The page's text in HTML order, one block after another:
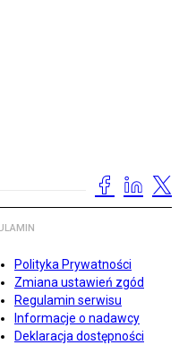
Polityka Prywatności
Zmiana ustawień zgód
Regulamin serwisu
Informacje o nadawcy
Deklaracja dostępności